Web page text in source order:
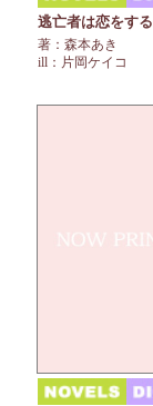
逃亡者は恋をする
著：森本あき
ill：片岡ケイコ